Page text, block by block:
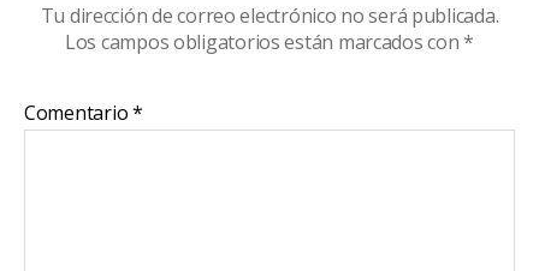
Tu dirección de correo electrónico no será publicada.
Los campos obligatorios están marcados con*
Comentario*